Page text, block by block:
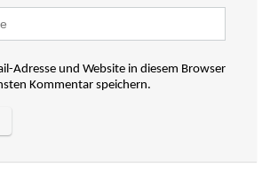
Adresse und Website in diesem Browser
Kommentar speichern.